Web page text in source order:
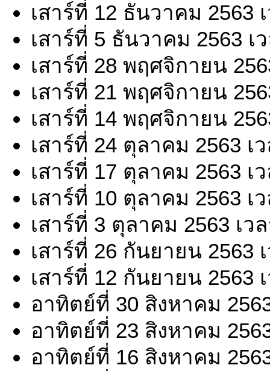
เสาร์ที่ 12 ธันวาคม 2563
เสาร์ที่ 5 ธันวาคม 2563 เ
เสาร์ที่ 28 พฤศจิกายน
เสาร์ที่ 21 พฤศจิกายน
เสาร์ที่ 14 พฤศจิกายน
เสาร์ที่ 24 ตุลาคม 2563 เ
เสาร์ที่ 17 ตุลาคม 2563 เ
เสาร์ที่ 10 ตุลาคม 2563 เ
เสาร์ที่ 3 ตุลาคม 2563 เว
เสาร์ที่ 26 กันยายน 2563
เสาร์ที่ 12 กันยายน 2563
อาทิตย์ที่ 30 สิงหาคม
อาทิตย์ที่ 23 สิงหาคม
อาทิตย์ที่ 16 สิงหาคม